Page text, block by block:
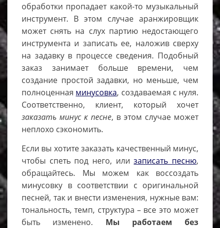
обработки пропадает какой-то музыкальный
инструмент. В этом случае аранжировщик
может снять на слух партию недостающего
инструмента и записать ее, наложив сверху
на задавку в процессе сведения. Подобный
заказ занимает больше времени, чем
создание простой задавки, но меньше, чем
полноценная минусовка, создаваемая с нуля.
Соответственно, клиент, который хочет
заказать минус к песне, в этом случае может
неплохо сэкономить.
Если вы хотите заказать качественный минус,
чтобы спеть под него, илизаписать песню,
обращайтесь. Мы можем как воссоздать
минусовку в соответствии с оригинальной
песней, так и внести изменения, нужные вам:
тональность, темп, структура – все это может
быть изменено. Мы работаем без